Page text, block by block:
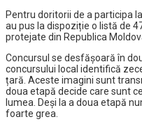
Pentru doritorii de a participa
au pus la dispoziție o listă de
protejate din Republica
Concursul se desfășoară în
concursului local identifică
țară. Aceste imagini sunt
doua etapă decide care sunt
lumea. Deși la a doua etapă
foarte grea.